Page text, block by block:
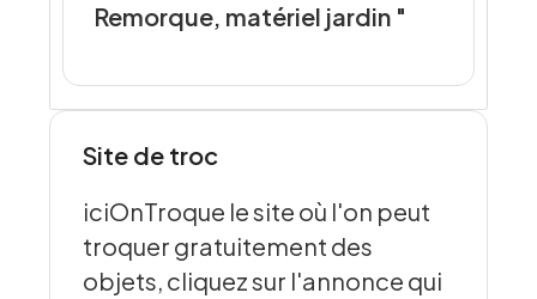
Remorque, matériel jardin "
Site de troc
iciOnTroque le site où l'on peut
troquer gratuitement des
objets, cliquez sur l'annonce qui